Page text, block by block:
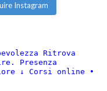
Instagram
Ritrova
Presenza
↓ Corsi online •